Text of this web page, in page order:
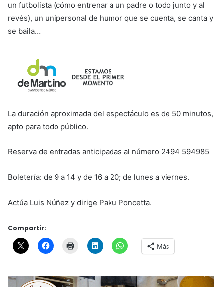
un futbolista (cómo entrenar a un padre o todo junto y al
revés), un unipersonal de humor que se cuenta, se canta y
se baila…
La duración aproximada del espectáculo es de 50 minutos,
apto para todo público.
Reserva de entradas anticipadas al número 2494 594985
Boletería: de 9 a 14 y de 16 a 20; de lunes a viernes.
Actúa Luis Núñez y dirige Paku Poncetta.
Compartir:
Más